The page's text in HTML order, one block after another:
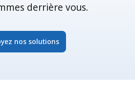
derrière vous.
nos solutions